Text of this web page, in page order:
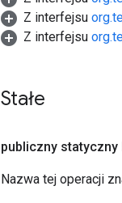
Z interfejsu
Z interfejsu
Stałe
publiczny
Nazwa tej operacji